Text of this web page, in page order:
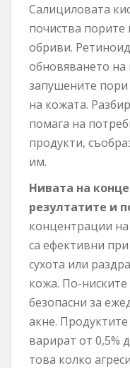
Салициловата
почиства
обриви.
обновяването на
запушените пори
на кожата.
помага на
продукти,
им.
Нивата на
резултатите и
концентрации
са ефективни
сухота или
кожа. По-
безопасни за
акне.
варират от 0,5%
това колко